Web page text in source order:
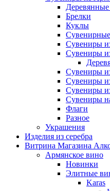
Брелки
Куклы
Сувениры
Сувениры
Сувениры
Сувениры
Сувениры
Сувениры
Флаги
Разное
Украшения
Изделия из серебра
Витрина Магазина
Армянское вино
Новинки
Элитные
Karas